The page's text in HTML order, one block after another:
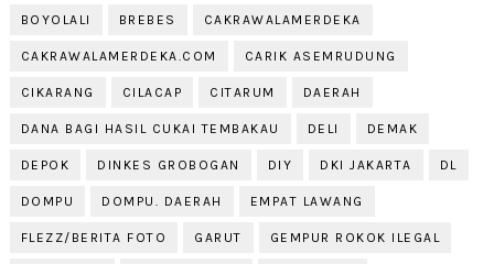
BOYOLALI BREBES CAKRAWALAMERDEKA
CAKRAWALAMERDEKA.COM CARIK ASEMRUDUNG
CIKARANG CILACAP CITARUM DAERAH
DANA BAGI HASIL CUKAI TEMBAKAU DELI DEMAK
DEPOK DINKES GROBOGAN DIY DKI JAKARTA DL
DOMPU DOMPU. DAERAH EMPAT LAWANG
FLEZZ/BERITA FOTO GARUT GEMPUR ROKOK ILEGAL